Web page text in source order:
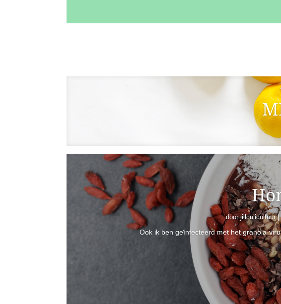
doorjillculicultuur|
Ook ik ben geïnfecteerd met het granola-